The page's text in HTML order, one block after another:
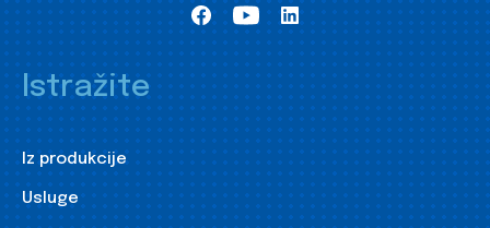
Istražite
Iz produkcije
Usluge